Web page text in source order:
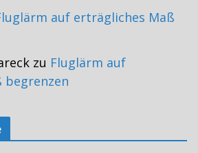
auf erträgliches Maß
zu Fluglärm auf
begrenzen